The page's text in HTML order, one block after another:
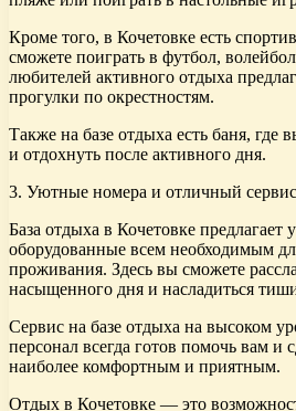
Кроме того, в Кочетовке есть
сможете поиграть в футбол,
любителей активного отдыха
прогулки по окрестностям.
Также на базе отдыха есть баня, где
и отдохнуть после активного дня.
3. Уютные номера и отличный сервис
База отдыха в Кочетовке предлагает
оборудованные всем необходимым
проживания. Здесь вы сможете
насыщенного дня и насладиться
Сервис на базе отдыха на высоком
персонал всегда готов помочь вам и
наиболее комфортным и приятным.
Отдых в Кочетовке — это